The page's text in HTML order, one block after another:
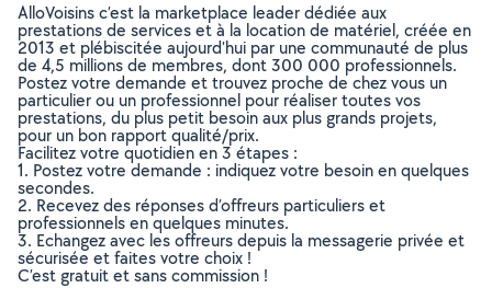
AlloVoisins c’est la marketplace leader dédiée aux
prestations de services et à la location de matériel, créée en
2013 et plébiscitée aujourd’hui par une communauté de plus
de 4,5 millions de membres, dont 300 000 professionnels.
Postez votre demande et trouvez proche de chez vous un
particulier ou un professionnel pour réaliser toutes vos
prestations, du plus petit besoin aux plus grands projets,
pour un bon rapport qualité/prix.
Facilitez votre quotidien en 3 étapes :
1. Postez votre demande : indiquez votre besoin en quelques
secondes.
2. Recevez des réponses d’offreurs particuliers et
professionnels en quelques minutes.
3. Echangez avec les offreurs depuis la messagerie privée et
sécurisée et faites votre choix !
C’est gratuit et sans commission !